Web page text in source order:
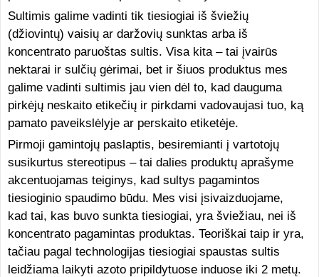
Sultimis galime vadinti tik tiesiogiai iš šviežių
(džiovintų) vaisių ar daržovių sunktas arba iš
koncentrato paruoštas sultis. Visa kita – tai įvairūs
nektarai ir sulčių gėrimai, bet ir šiuos produktus mes
galime vadinti sultimis jau vien dėl to, kad dauguma
pirkėjų neskaito etikečių ir pirkdami vadovaujasi tuo, ką
pamato paveikslėlyje ar perskaito etiketėje.
Pirmoji gamintojų paslaptis, besiremianti į vartotojų
susikurtus stereotipus – tai dalies produktų aprašyme
akcentuojamas teiginys, kad sultys pagamintos
tiesioginio spaudimo būdu. Mes visi įsivaizduojame,
kad tai, kas buvo sunkta tiesiogiai, yra šviežiau, nei iš
koncentrato pagamintas produktas. Teoriškai taip ir yra,
tačiau pagal technologijas tiesiogiai spaustas sultis
leidžiama laikyti azoto pripildytuose induose iki 2 metų.